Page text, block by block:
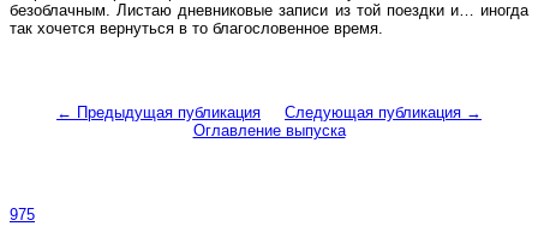
безоблачным. Листаю дневниковые записи из той поездки и… иногда
так хочется вернуться в то благословенное время.
← Предыдущая публикация
Следующая публикация →
Оглавление выпуска
975